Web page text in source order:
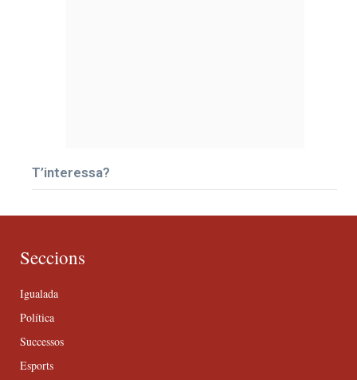
T’interessa?
Seccions
Igualada
Política
Successos
Esports